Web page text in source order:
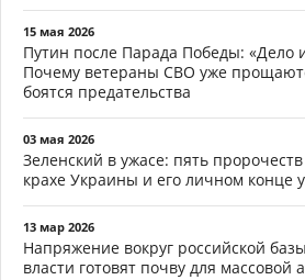
15 мая 2026
Путин после Парада Победы: «Дело
Почему ветераны СВО уже
боятся предательства
03 мая 2026
Зеленский в ужасе: пять
крахе Украины и его личном конце
13 мар 2026
Напряжение вокруг российской
власти готовят почву для массовой